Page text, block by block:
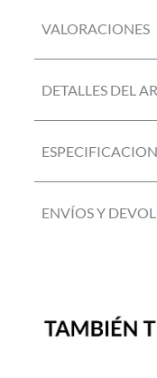
VALORACIONES
DETALLES DEL
ENVÍOS Y